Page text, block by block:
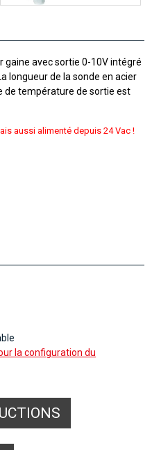
avec sortie 0-10V intégré
longueur de la sonde en acier
de température de sortie est
aussi alimenté depuis 24 Vac !
la configuration du